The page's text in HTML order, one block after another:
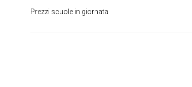
Prezzi scuole in giornata